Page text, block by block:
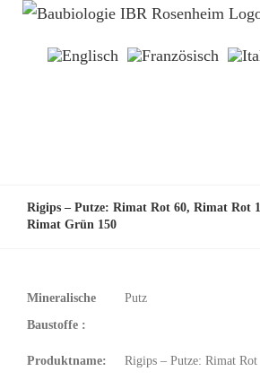
Rigips – Putze: Rimat Rot 60, Rimat Rot
Rimat Grün 150
Mineralische
Baustoffe :
Putz
Produktname:
Rigips – Putze: Rimat Rot